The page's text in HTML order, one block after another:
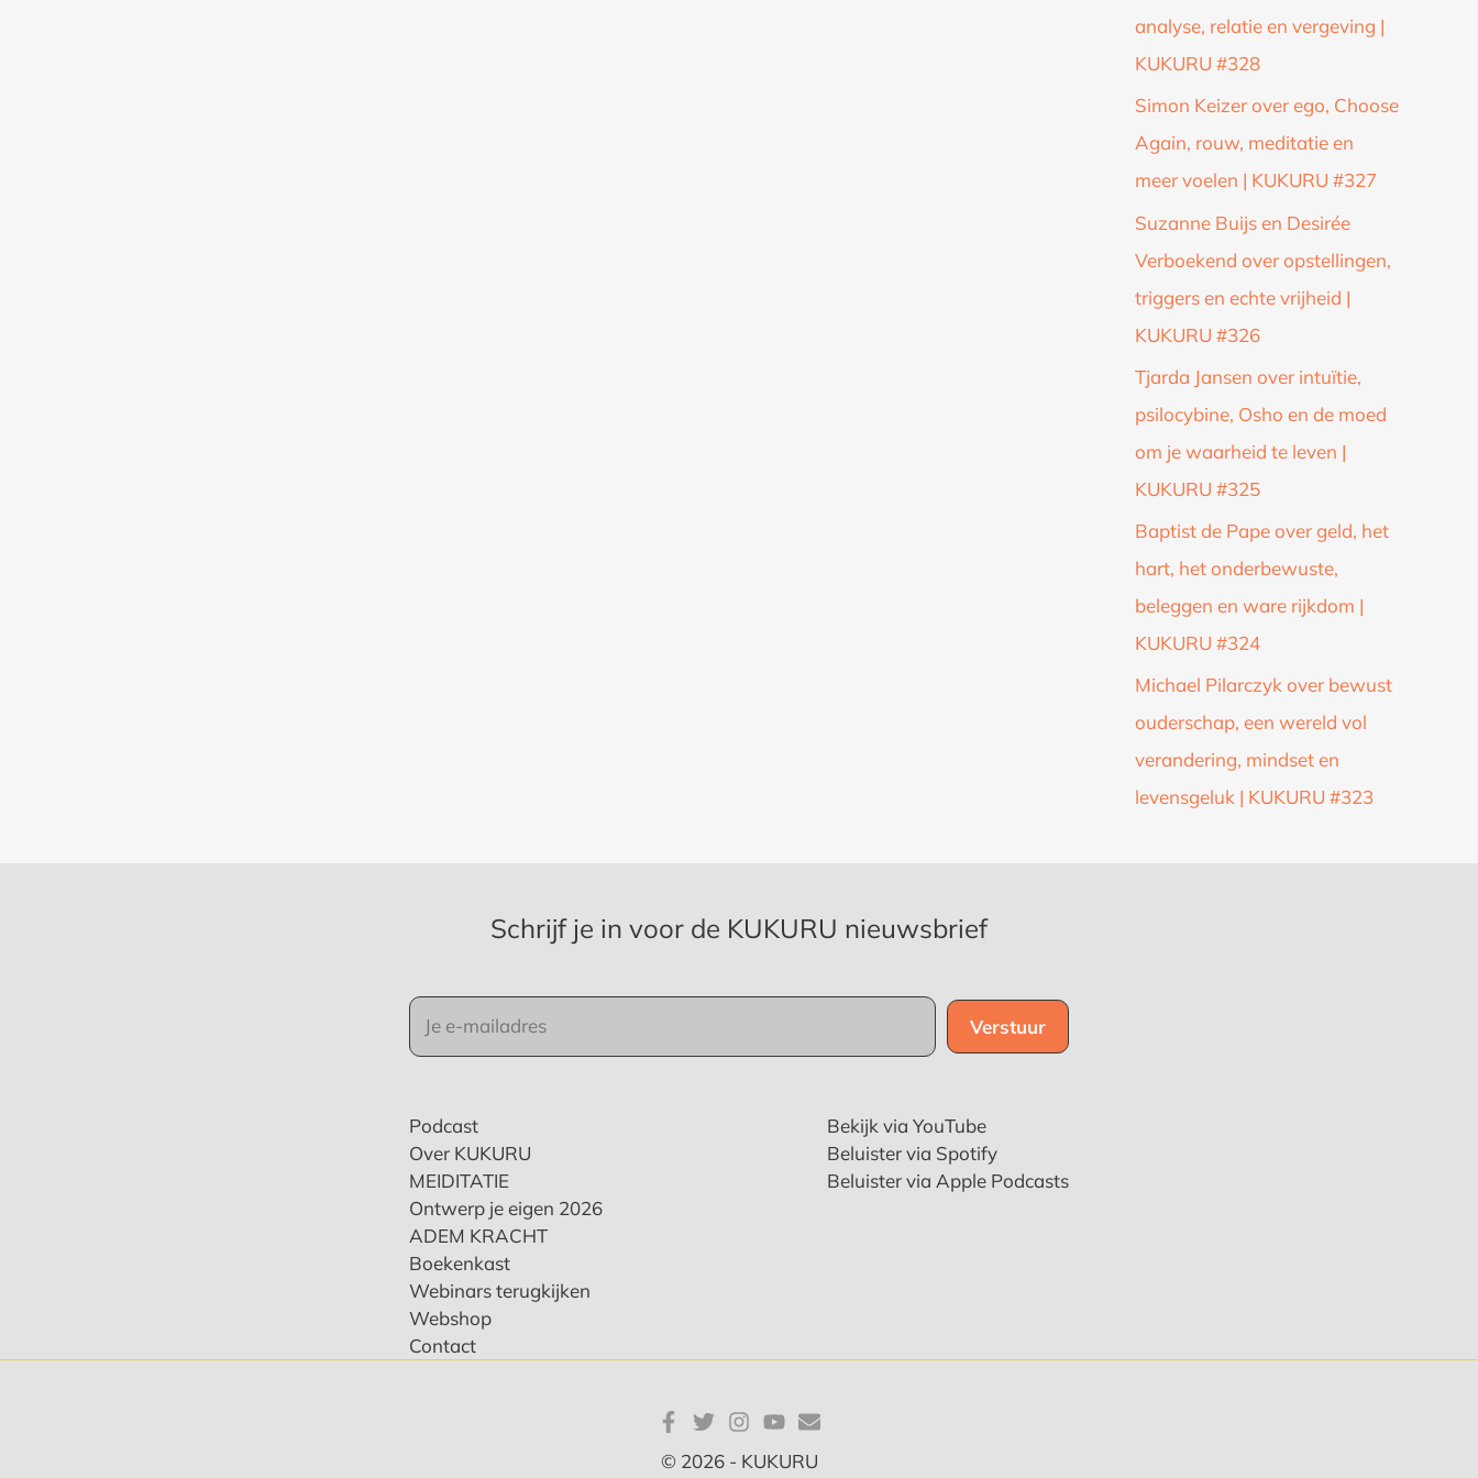
analyse, relatie en vergeving |
KUKURU #328
Simon Keizer over ego, Choose
Again, rouw, meditatie en
meer voelen | KUKURU #327
Suzanne Buijs en Desirée
Verboekend over opstellingen,
triggers en echte vrijheid |
KUKURU #326
Tjarda Jansen over intuïtie,
psilocybine, Osho en de moed
om je waarheid te leven |
KUKURU #325
Baptist de Pape over geld, het
hart, het onderbewuste,
beleggen en ware rijkdom |
KUKURU #324
Michael Pilarczyk over bewust
ouderschap, een wereld vol
verandering, mindset en
levensgeluk | KUKURU #323
Podcast
Over KUKURU
MEIDITATIE
Ontwerp je eigen 2026
ADEM KRACHT
Boekenkast
Webinars terugkijken
Webshop
Contact
Bekijk via YouTube
Beluister via Spotify
Beluister via Apple Podcasts
Schrijf je in voor de KUKURU nieuwsbrief
© 2026 - KUKURU